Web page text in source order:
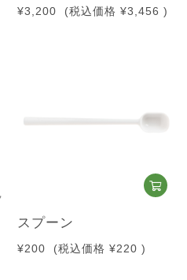
¥3,200 (税込価格 ¥3,456 )
スプーン
¥200 (税込価格 ¥220 )